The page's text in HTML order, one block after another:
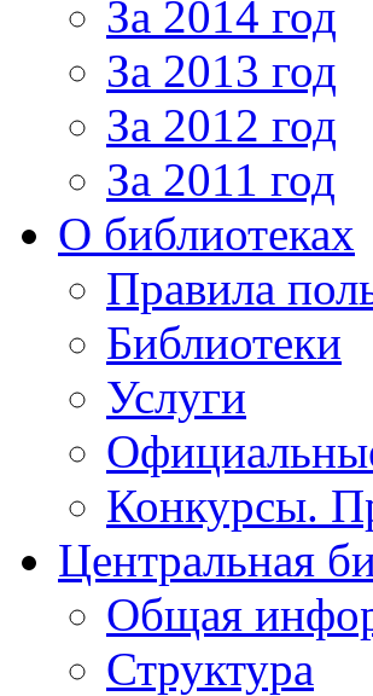
За 2014 год
За 2013 год
За 2012 год
За 2011 год
О библиотеках
Правила
Библиотеки
Услуги
Конкурсы.
Центральная
Общая
Структура